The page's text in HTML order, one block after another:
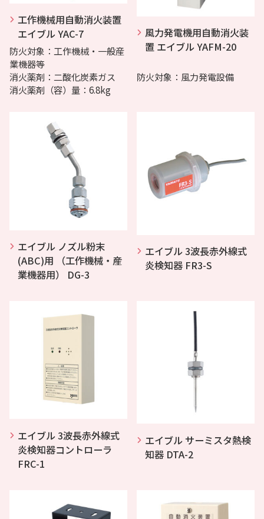
工作機械用自動消火装置
エイブル YAC-7
防火対象：工作機械・一般産
業機器等
消火薬剤：二酸化炭素ガス
消火薬剤（容）量：6.8kg
風力発電機用自動消火装
置 エイブル YAFM-20
防火対象：風力発電設備
エイブル ノズル粉末
(ABC)用 （工作機械・産
業機器用） DG-3
エイブル 3波長赤外線式
炎検知器 FR3-S
エイブル 3波長赤外線式
炎検知器コントローラ
FRC-1
エイブル サーミスタ熱検
知器 DTA-2